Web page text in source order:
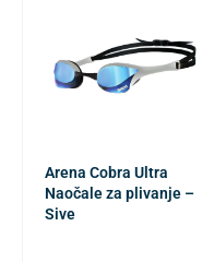
Arena Cobra Ultra
Naočale za plivanje –
Sive